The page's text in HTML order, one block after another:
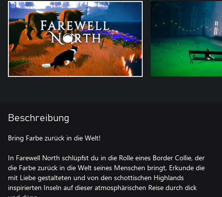
Beschreibung
Bring Farbe zurück in die Welt!
In Farewell North schlüpfst du in die Rolle eines Border Collie, der
die Farbe zurück in die Welt seines Menschen bringt, Erkunde die
mit Liebe gestalteten und von den schottischen Highlands
inspirierten Inseln auf dieser atmosphärischen Reise durch dick